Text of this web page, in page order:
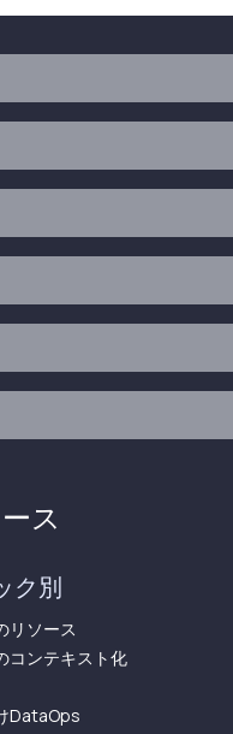
ス
ク別
リソース
コンテキスト化
DataOps